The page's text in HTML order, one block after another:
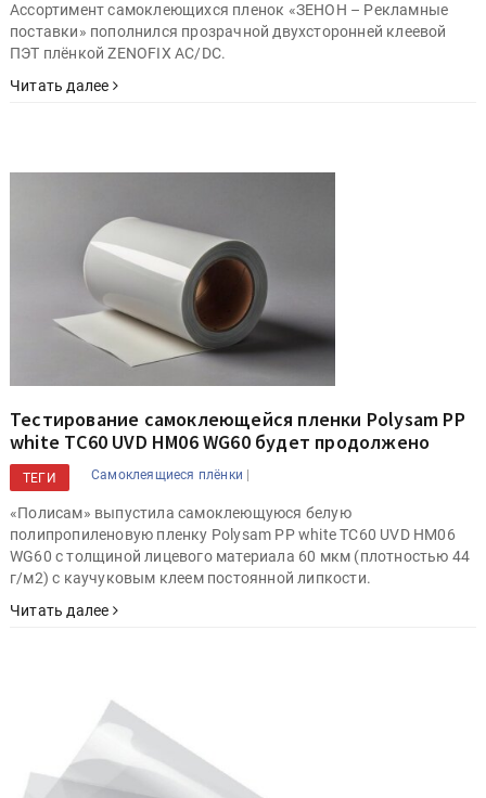
Ассортимент самоклеющихся пленок «ЗЕНОН – Рекламные
поставки» пополнился прозрачной двухсторонней клеевой
ПЭТ плёнкой ZENOFIX AC/DC.
Читать далее
Тестирование самоклеющейся пленки Polysam PP
white TC60 UVD HM06 WG60 будет продолжено
ТЕГИ Самоклеящиеся плёнки |
«Полисам» выпустила самоклеющуюся белую
полипропиленовую пленку Polysam PP white TC60 UVD HM06
WG60 с толщиной лицевого материала 60 мкм (плотностью 44
г/м2) с каучуковым клеем постоянной липкости.
Читать далее